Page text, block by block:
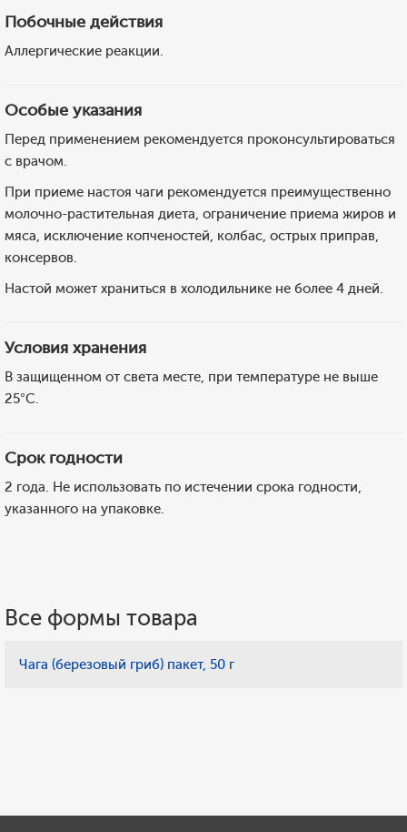
Побочные действия
Аллергические реакции.
Особые указания
Перед применением рекомендуется проконсультироваться
с врачом.
При приеме настоя чаги рекомендуется преимущественно
молочно-растительная диета, ограничение приема жиров и
мяса, исключение копченостей, колбас, острых приправ,
консервов.
Настой может храниться в холодильнике не более 4 дней.
Условия хранения
В защищенном от света месте, при температуре не выше
25°C.
Срок годности
2 года. Не использовать по истечении срока годности,
указанного на упаковке.
Все формы товара
Чага (березовый гриб) пакет, 50 г